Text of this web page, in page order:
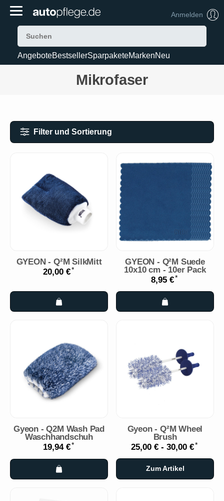
Anmelden
AngeboteBestsellerSparpaketeMarkenNeu
Mikrofaser
Filter und Sortierung
GYEON - Q²M SilkMitt
20,00 €*
GYEON - Q²M Suede
10x10 cm - 10er Pack
8,95 €*
Gyeon - Q2M Wash Pad
Waschhandschuh
19,94 €*
Gyeon - Q²M Wheel
Brush
25,00 € - 30,00 €*
Zum Artikel